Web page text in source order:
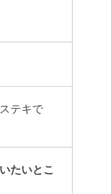
テキで
たいとこ